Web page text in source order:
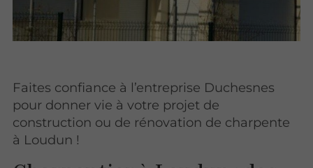
Faites confiance à l’entreprise Duchesnes
pour donner vie à votre projet de
construction ou de rénovation de charpente
à Loudun !